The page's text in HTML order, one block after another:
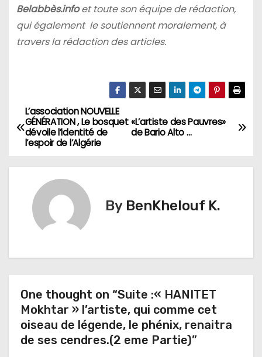
Belabbès.infoet toute son équipe de rédaction,
qui également le soutiennent moralement, à
travers la rédaction des articles.
N
a
v
t
o
n
«L’artiste des Pauvres»
de Bario Alto …
L’association NOUVELLE
GÉNÉRATION , Le bosquet
dévoile l’identité de
l’espoir de l’Algérie
By BenKhelouf K.
One thought on “Suite :« HANITET
Mokhtar » l’artiste, qui comme cet
oiseau de légende, le phénix, renaitra
de ses cendres.(2 eme Partie)”